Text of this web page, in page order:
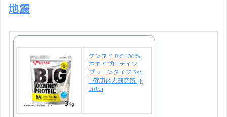
地震
ケンタイ BIG100％
ホエイプロテイン
プレーンタイプ 3kg
– 健康体力研究所 [k
entai]